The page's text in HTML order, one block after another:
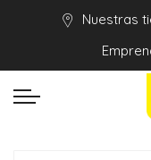
Nuestras